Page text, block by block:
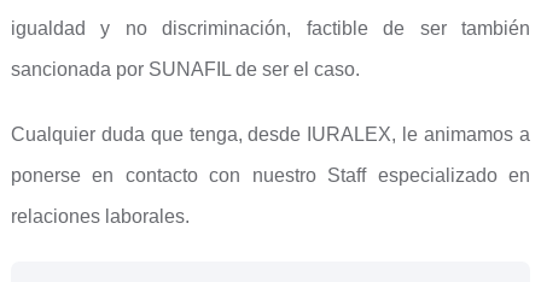
igualdad y no discriminación, factible de ser también
sancionada por SUNAFIL de ser el caso.
Cualquier duda que tenga, desde IURALEX, le animamos a
ponerse en contacto con nuestro Staff especializado en
relaciones laborales.